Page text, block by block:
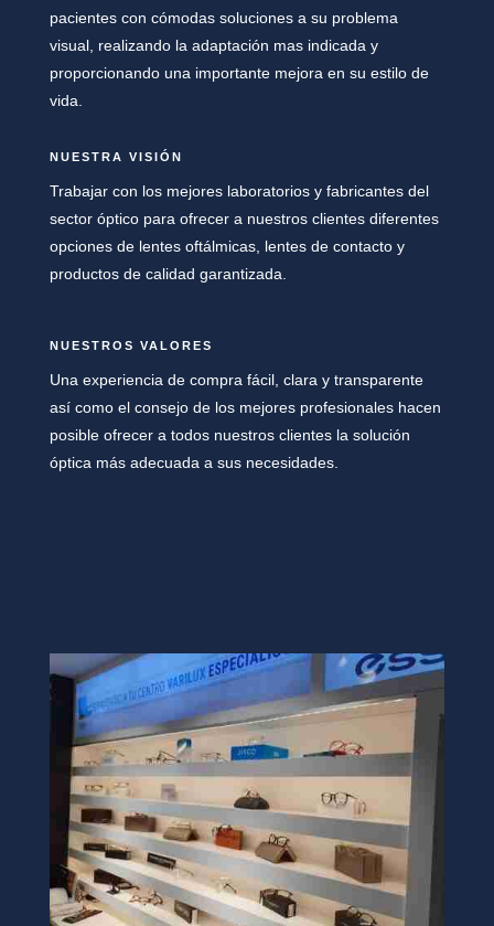
pacientes con cómodas soluciones a su problema
visual, realizando la adaptación mas indicada y
proporcionando una importante mejora en su estilo de
vida.
NUESTRA VISIÓN
Trabajar con los mejores laboratorios y fabricantes del
sector óptico para ofrecer a nuestros clientes diferentes
opciones de lentes oftálmicas, lentes de contactoy
productos de calidad garantizada.
NUESTROS VALORES
Una experiencia de compra fácil, clara y transparente
así como el consejo de los mejores profesionales hacen
posible ofrecer a todos nuestros clientes la solución
óptica más adecuada a sus necesidades.